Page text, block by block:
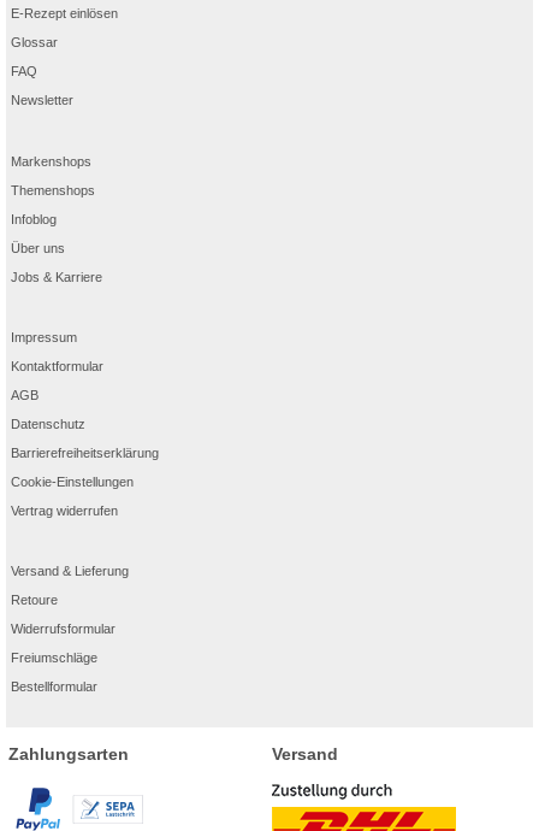
E-Rezept einlösen
Glossar
FAQ
Newsletter
Markenshops
Themenshops
Infoblog
Über uns
Jobs & Karriere
Impressum
Kontaktformular
AGB
Datenschutz
Barrierefreiheitserklärung
Cookie-Einstellungen
Vertrag widerrufen
Versand & Lieferung
Retoure
Widerrufsformular
Freiumschläge
Bestellformular
Zahlungsarten Versand